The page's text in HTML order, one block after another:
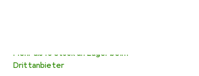
Mehr als 10 Stück an Lager beim
Drittanbieter